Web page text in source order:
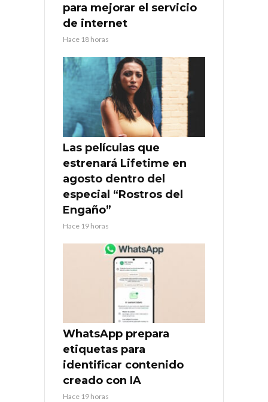
para mejorar el servicio
de internet
Hace 18 horas
Las películas que
estrenará Lifetime en
agosto dentro del
especial “Rostros del
Engaño”
Hace 19 horas
WhatsApp prepara
etiquetas para
identificar contenido
creado con IA
Hace 19 horas